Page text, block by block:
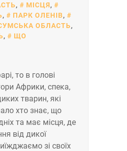
, МІСЦЯ,
, ПАРК ОЛЕНІВ,
ОБЛАСТЬ,
,
ЩО
то в голові
Африки, спека,
тварин, які
хто знає, що
та має місця, де
від дикої
зі своїх